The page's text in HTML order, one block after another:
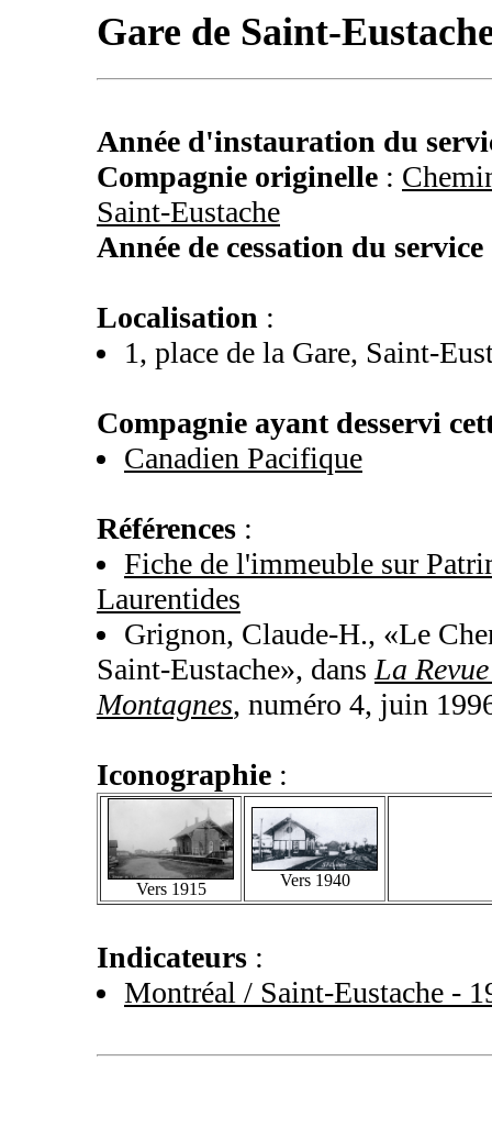
Gare de Saint-
Année d'instauration du
Compagnie originelle :
Saint-Eustache
Année de cessation du service
Localisation :
1, place de la Gare, Saint-
Compagnie ayant desservi
Canadien Pacifique
Références :
Fiche de l'immeuble sur
Laurentides
Grignon, Claude-H., «Le
Saint-Eustache», dansLa
Montagnes, numéro 4, juin
Iconographie :
Vers 1915 Vers 1940
Indicateurs :
Montréal / Saint-Eustache -